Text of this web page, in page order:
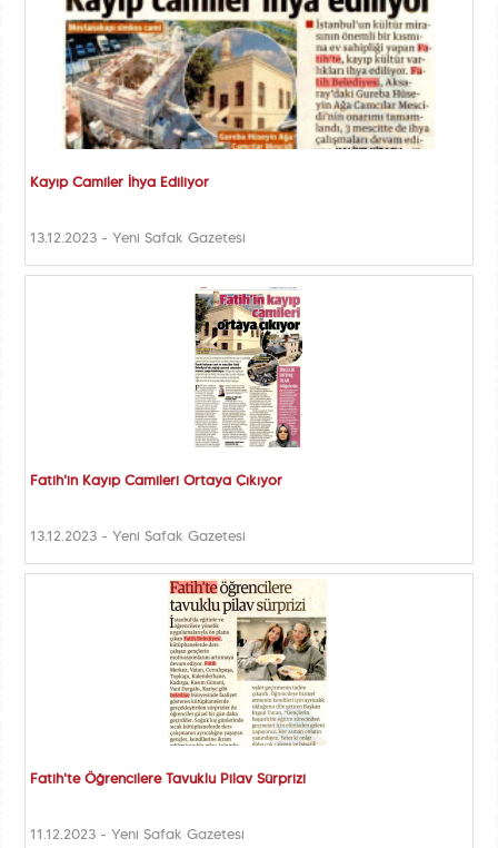
Kayıp Camiler İhya Ediliyor
13.12.2023 - Yeni Şafak Gazetesi
Fatih'in Kayıp Camileri Ortaya Çıkıyor
13.12.2023 - Yeni Şafak Gazetesi
Fatih'te Öğrencilere Tavuklu Pilav Sürprizi
11.12.2023 - Yeni Şafak Gazetesi